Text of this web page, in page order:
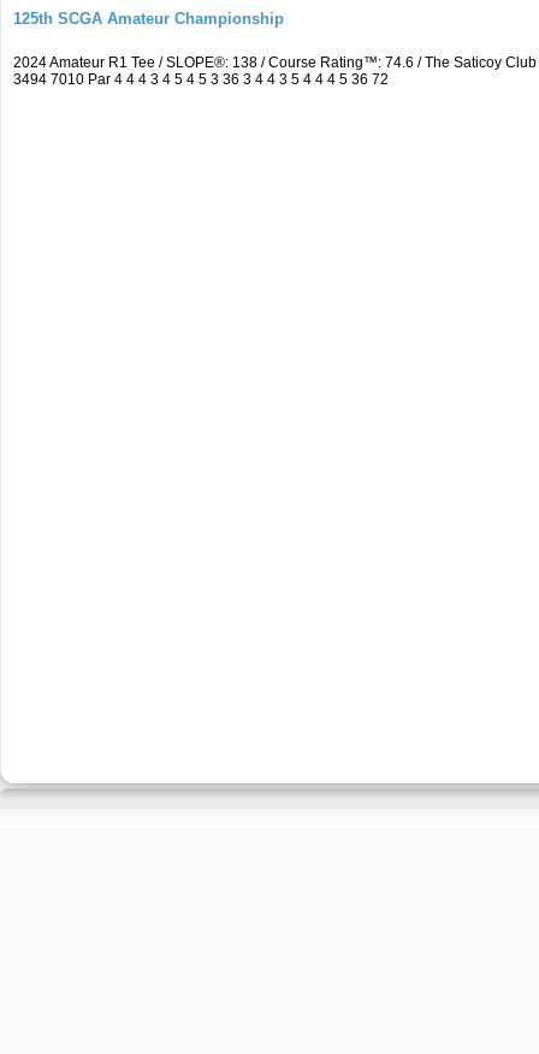
125th SCGA Amateur Championship
2024 Amateur R1 Tee / SLOPE®: 138 / Course Rating™: 74.6 / The Saticoy
3494 7010 Par 4 4 4 3 4 5 4 5 3 36 3 4 4 3 5 4 4 4 5 36 72